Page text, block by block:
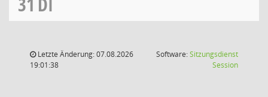
Letzte Änderung: 07.08.2026
19:01:38
Software:Sitzungsdienst
Session(Wird in